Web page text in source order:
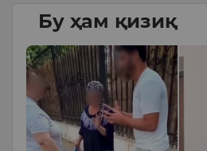
Бу ҳам қизиқ